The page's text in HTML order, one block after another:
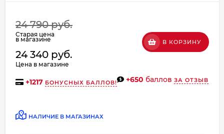
24 790 руб.
Старая цена
в магазине
24 340 руб.
Цена в магазине
В КОРЗИНУ
+1217 БОНУСНЫХ БАЛЛОВ! +650 баллов ЗА ОТЗЫВ
НАЛИЧИЕ В МАГАЗИНАХ
Оставшиеся
списываться
с вашей карты
по25